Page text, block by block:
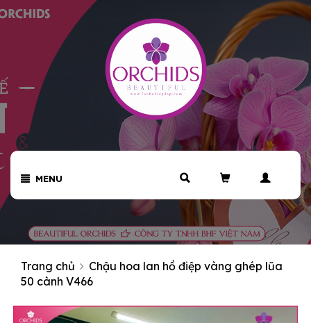
MENU
Trang chủ
Chậu hoa lan hồ điệp vàng ghép lũa
50 cành V466